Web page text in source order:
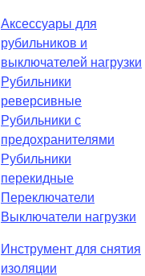
Аксессуары для
рубильников и
выключателей нагрузки
Рубильники
реверсивные
Рубильники с
предохранителями
Рубильники
перекидные
Переключатели
Выключатели нагрузки
Инструмент для снятия
изоляции